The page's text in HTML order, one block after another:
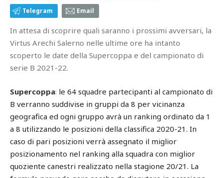
Telegram Email
In attesa di scoprire quali saranno i prossimi avversari, la
Virtus Arechi Salerno nelle ultime ore ha intanto
scoperto le date della Supercoppa e del campionato di
serie B 2021-22.
Supercoppa: le 64 squadre partecipanti al campionato di
B verranno suddivise in gruppi da 8 per vicinanza
geografica ed ogni gruppo avrà un ranking ordinato da 1
a 8 utilizzando le posizioni della classifica 2020-21. In
caso di pari posizioni verrà assegnato il miglior
posizionamento nel ranking alla squadra con miglior
quoziente canestri realizzato nella stagione 20/21. La